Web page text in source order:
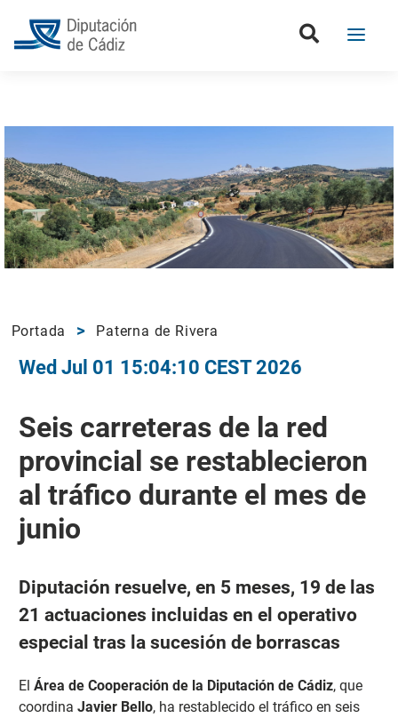
Portada Paterna de Rivera
Wed Jul 01 15:04:10 CEST 2026
Seis carreteras de la red
provincial se restablecieron
al tráfico durante el mes de
junio
Diputación resuelve, en 5 meses, 19 de las
21 actuaciones incluidas en el operativo
especial tras la sucesión de borrascas
El Área de Cooperación de la Diputación de Cádiz, que
coordina Javier Bello, ha restablecido el tráfico en seis